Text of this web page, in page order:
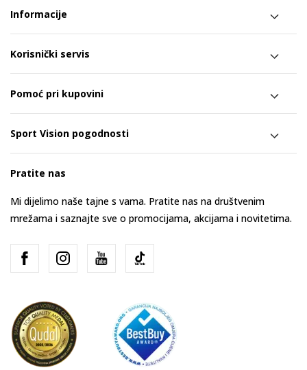
Informacije
Korisnički servis
Pomoć pri kupovini
Sport Vision pogodnosti
Pratite nas
Mi dijelimo naše tajne s vama. Pratite nas na društvenim
mrežama i saznajte sve o promocijama, akcijama i novitetima.